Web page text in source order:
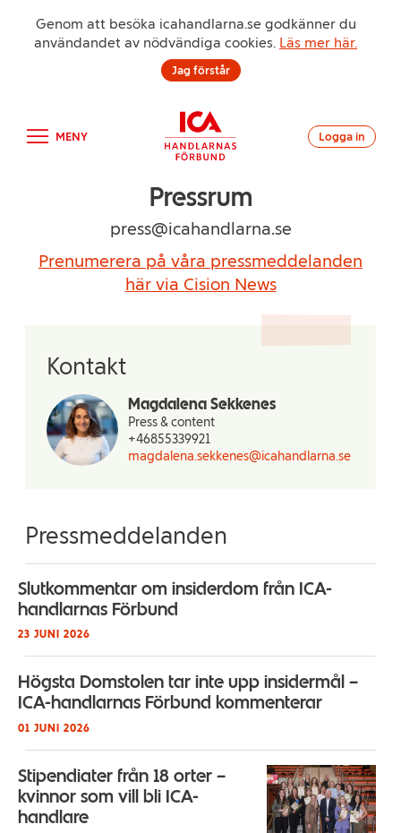
Genom att besöka icahandlarna.se godkänner du
användandet av nödvändiga cookies. Läs mer här.
Jag förstår
MENY Logga in
Pressrum
press@icahandlarna.se
Prenumerera på våra pressmeddelanden
här via Cision News
Kontakt
Magdalena Sekkenes
Press & content
+46855339921
magdalena.sekkenes@icahandlarna.se
Pressmeddelanden
Slutkommentar om insiderdom från ICA-
handlarnas Förbund
23 JUNI 2026
Högsta Domstolen tar inte upp insidermål –
ICA-handlarnas Förbund kommenterar
01 JUNI 2026
Stipendiater från 18 orter –
kvinnor som vill bli ICA-
handlare